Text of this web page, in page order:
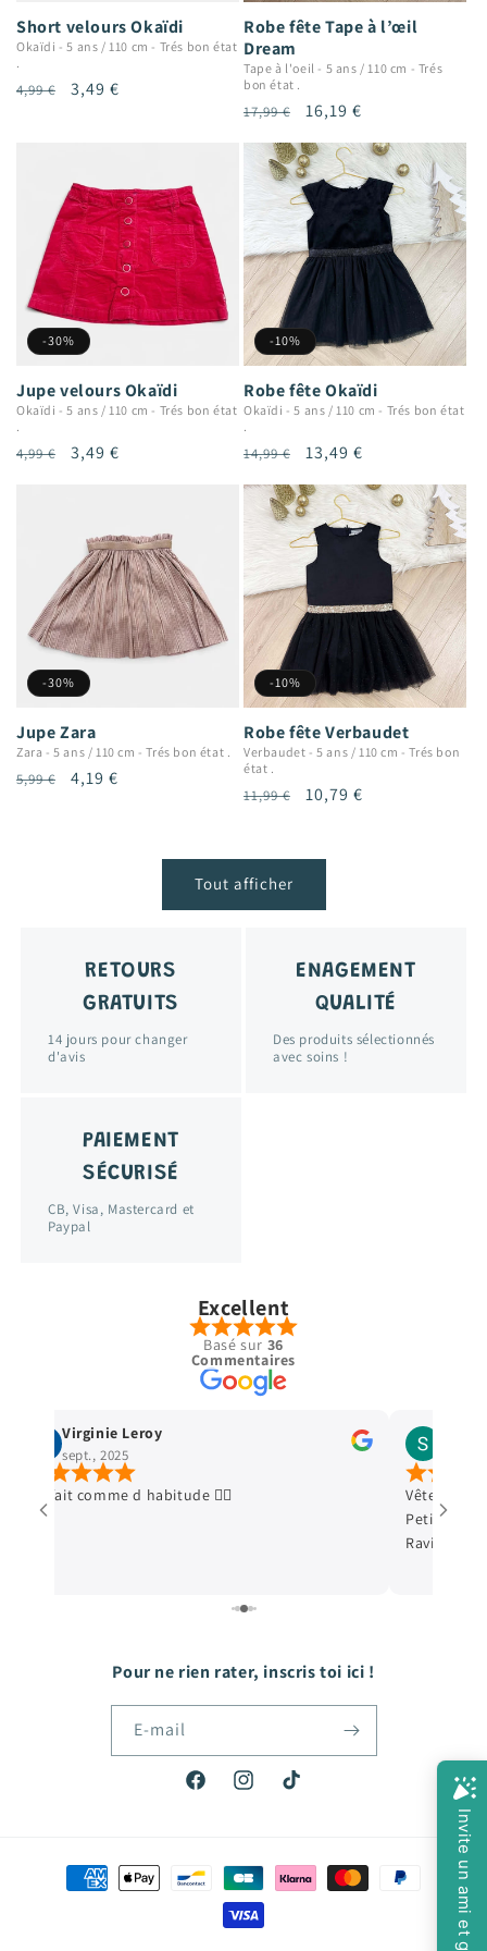
Short velours Okaïdi
Okaïdi - 5 ans / 110 cm - Trés bon état
Prix
4,99 €
Prix
3,49 €
Robe fête Tape à l’œil
Dream
Tape à l'oeil - 5 ans / 110 cm - Trés
bon état .
Prix
17,99 €
Prix
16,19 €
-30%
Jupe velours Okaïdi
Okaïdi - 5 ans / 110 cm - Trés bon état
Prix
4,99 €
Prix
3,49 €
-10%
Robe fête Okaïdi
Okaïdi - 5 ans / 110 cm - Trés bon état
Prix
14,99 €
Prix
13,49 €
-30%
Jupe Zara
Zara - 5 ans / 110 cm -Trés bon état .
Prix
5,99 €
Prix
4,19 €
-10%
Robe fête Verbaudet
Verbaudet - 5 ans / 110 cm -Trés bon
état .
Prix
11,99 €
Prix
10,79 €
Tout afficher
RETOURS
GRATUITS
14 jours pour changer
d'avis
ENAGEMENT
QUALITÉ
Des produits sélectionnés
avec soins !
PAIEMENT
SÉCURISÉ
CB, Visa, Mastercard et
Paypal
Excellent
Basé sur 36
Commentaires
Stella Legrand
avr., 2025
Vêtements en excellent état, envoi ultra soigné.
Petit cadeau qui fait toujours plaisir aux enfants.
cécé
janv., 2025
Deuxième
première.
petit cadeau
Pour ne rien rater, inscris toi ici !
E-mail
FacebookInstagramTikTok
Moyens